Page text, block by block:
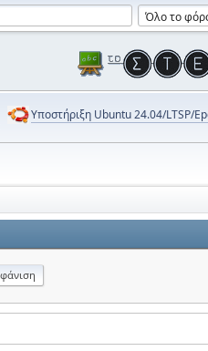
Υποστήριξη Ubuntu 24.04/LTSP/